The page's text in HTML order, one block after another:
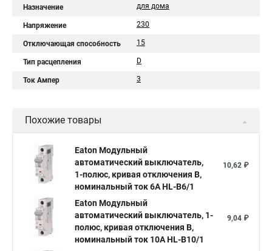
Назначение для дома
Напряжение 230
Отключающая способность 15
Тип расцепления D
Ток Ампер 3
Похожие товары
Eaton Модульный
автоматический выключатель,
1-полюс, кривая отключения B,
номинальный ток 6А HL-B6/1
10,62 ₽
Eaton Модульный
автоматический выключатель, 1-
полюс, кривая отключения B,
номинальный ток 10А HL-B10/1
9,04 ₽